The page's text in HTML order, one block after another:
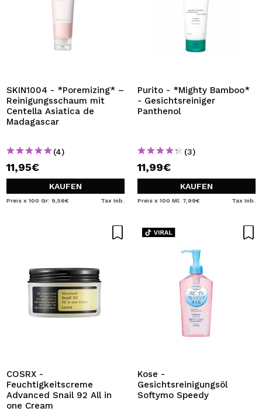
SKIN1004 - *Poremizing* –
Reinigungsschaum mit
Centella Asiatica de
Madagascar
(4)
11,95€
KAUFEN
Preis x 100 Gr: 9,56€ Tax Inb.
Purito - *Mighty Bamboo*
- Gesichtsreiniger
Panthenol
(3)
11,99€
KAUFEN
Preis x 100 Ml: 7,99€ Tax Inb.
COSRX -
Feuchtigkeitscreme
Advanced Snail 92 All in
one Cream
Kose -
Gesichtsreinigungsöl
Softymo Speedy